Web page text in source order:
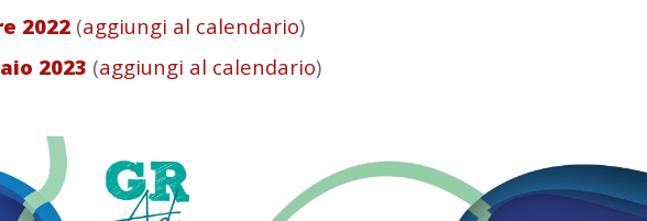
2022 (aggiungi al calendario)
2023 (aggiungi al calendario)